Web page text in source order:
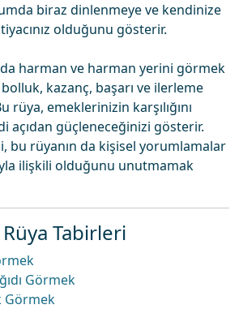
biraz dinlenmeye ve kendinize
olduğunu gösterir.
harman ve harman yerini görmek
kazanç, başarı ve ilerleme
rüya, emeklerinizin karşılığını
açıdan güçleneceğinizi gösterir.
bu rüyanın da kişisel yorumlamalar
ilişkili olduğunu unutmamak
Tabirleri
Görmek
Görmek